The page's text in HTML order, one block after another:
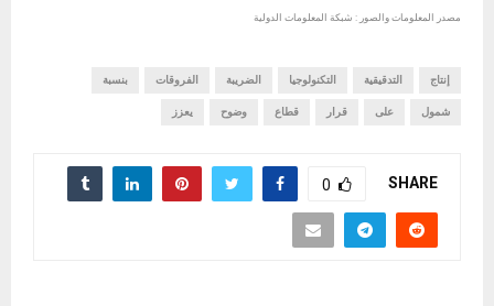
مصدر المعلومات والصور : شبكة المعلومات الدولية
إنتاج التدقيقية التكنولوجيا الضريبة الفروقات بنسبة
شمول على قرار قطاع وضوح يعزز
SHARE
0